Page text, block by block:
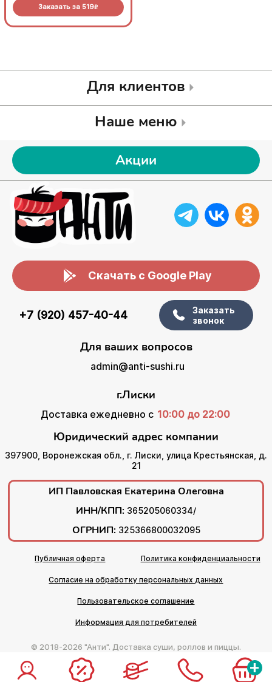
+
Заказать за 519R
Для клиентов
Наше меню
Акции
Скачать с Google Play
+7 (920) 457-40-44
Заказать
звонок
Для ваших вопросов
admin@anti-sushi.ru
г.Лиски
Доставка ежедневно с 10:00 до 22:00
Юридический адрес компании
397900, Воронежская обл., г. Лиски, улица Крестьянская, д.
21
ИП Павловская Екатерина Олеговна
ИНН/КПП: 365205060334/
ОГРНИП: 325366800032095
Публичная оферта Политика конфиденциальности
Согласие на обработку персональных данных
Пользовательское соглашение
Информация для потребителей
© 2018-2026 "Анти". Доставка суши, роллов и пиццы.